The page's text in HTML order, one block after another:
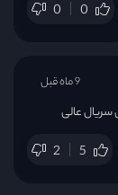
0 0
سریال عالی
2 5
9 ماه قبل